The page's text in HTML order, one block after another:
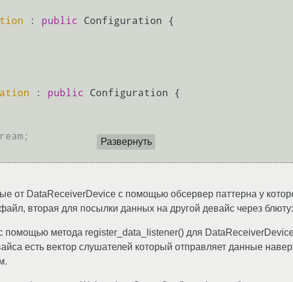
: public
Configuration {
: public
Configuration {
Развернуть
от DataReceiverDevice с помощью обсервер паттерна у
вторая для посылки данных на другой девайс через
помощью метода register_data_listener() для
есть вектор слушателей который отправляет данные